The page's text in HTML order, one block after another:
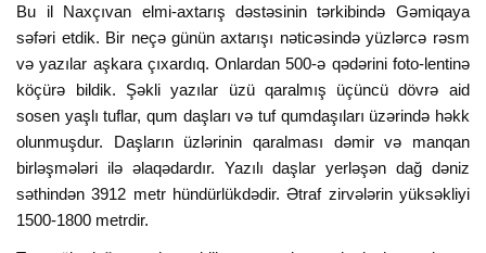
Bu il Naxçıvan elmi-axtarış dəstəsinin tərkibində Gəmiqaya
səfəri etdik. Bir neçə günün axtarışı nəticəsində yüzlərcə rəsm
və yazılar aşkara çıxardıq. Onlardan 500-ə qədərini foto-lentinə
köçürə bildik. Şəkli yazılar üzü qaralmış üçüncü dövrə aid
sosen yaşlı tuflar, qum daşları və tuf qumdaşıları üzərində həkk
olunmuşdur. Daşların üzlərinin qaralması dəmir və manqan
birləşmələri ilə əlaqədardır. Yazılı daşlar yerləşən dağ dəniz
səthindən 3912 metr hündürlükdədir. Ətraf zirvələrin yüksəkliyi
1500-1800 metrdir.